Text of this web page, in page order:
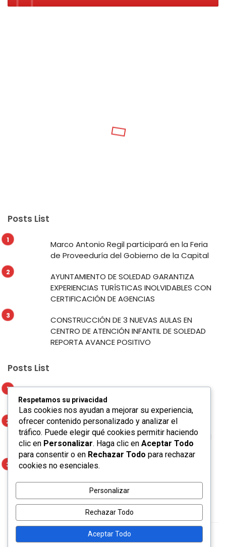
Posts List
Marco Antonio Regil participará en la Feria
de Proveeduría del Gobierno de la Capital
AYUNTAMIENTO DE SOLEDAD GARANTIZA
EXPERIENCIAS TURÍSTICAS INOLVIDABLES CON
CERTIFICACIÓN DE AGENCIAS
CONSTRUCCIÓN DE 3 NUEVAS AULAS EN
CENTRO DE ATENCIÓN INFANTIL DE SOLEDAD
REPORTA AVANCE POSITIVO
Posts List
de Proveeduría del Gobierno de la Capital
AYUNTAMIENTO DE SOLEDAD GARANTIZA
EXPERIENCIAS TURÍSTICAS INOLVIDABLES CON
CERTIFICACIÓN DE AGENCIAS
CONSTRUCCIÓN DE 3 NUEVAS AULAS EN
CENTRO DE ATENCIÓN INFANTIL DE SOLEDAD
REPORTA AVANCE POSITIVO
Ceris © 2020. Made with bybkninja
Respetamos su privacidad
Las cookies nos ayudan a mejorar su experiencia,
ofrecer contenido personalizado y analizar el
tráfico. Puede elegir qué cookies permitir haciendo
clic en Personalizar. Haga clic en Aceptar Todo
para consentir o en Rechazar Todo para rechazar
cookies no esenciales.
Personalizar
Rechazar Todo
Aceptar Todo